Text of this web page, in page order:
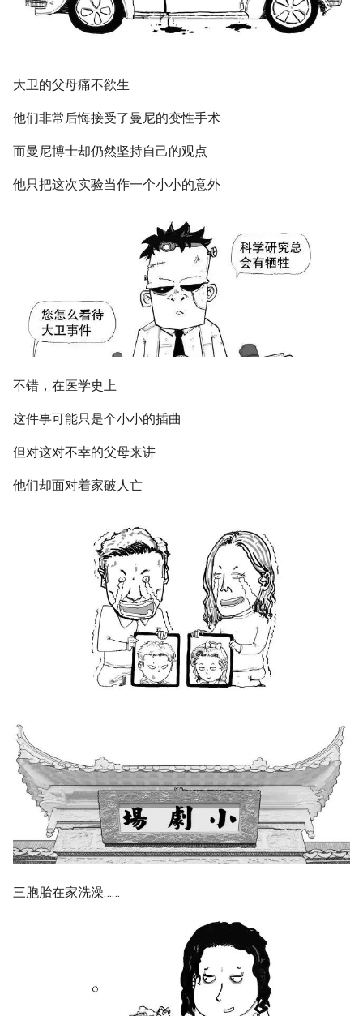
大卫的父母痛不欲生
他们非常后悔接受了曼尼的变性手术
而曼尼博士却仍然坚持自己的观点
他只把这次实验当作一个小小的意外
不错，在医学史上
这件事可能只是个小小的插曲
但对这对不幸的父母来讲
他们却面对着家破人亡
三胞胎在家洗澡……